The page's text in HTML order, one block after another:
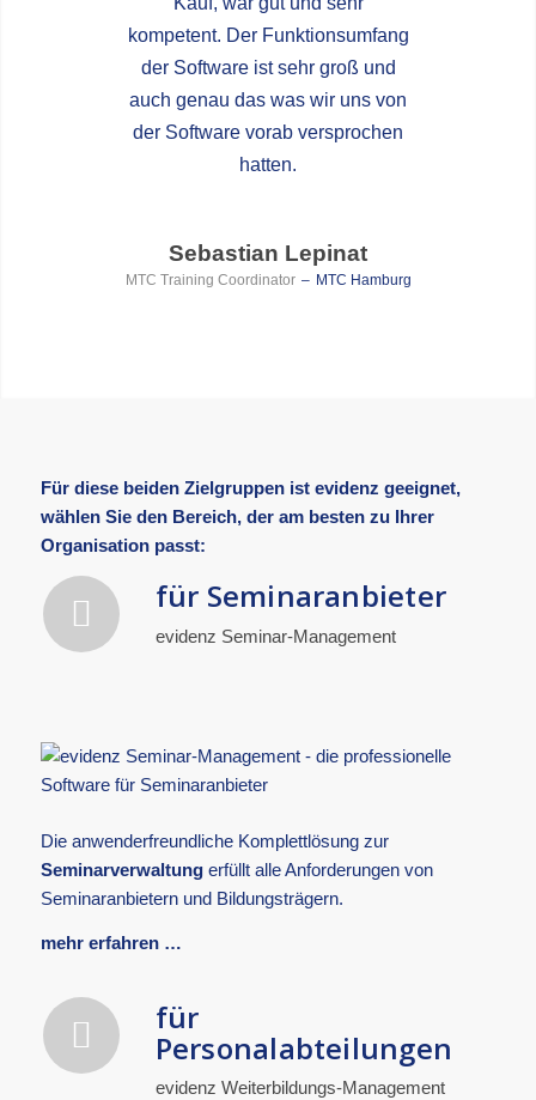
kompetent. Der Funktionsumfang
der Software ist sehr groß und
auch genau das was wir uns von
der Software vorab versprochen
hatten.
Sebastian Lepinat
MTC Training Coordinator – MTC Hamburg
Für diese beiden Zielgruppen ist evidenz geeignet,
wählen Sie den Bereich, der am besten zu Ihrer
Organisation passt:
für Seminaranbieter
evidenz Seminar-Management
Die anwenderfreundliche Komplettlösung zur
Seminarverwaltungerfüllt alle Anforderungen von
Seminaranbietern und Bildungsträgern.
mehr erfahren …
für
Personalabteilungen
evidenz Weiterbildungs-Management